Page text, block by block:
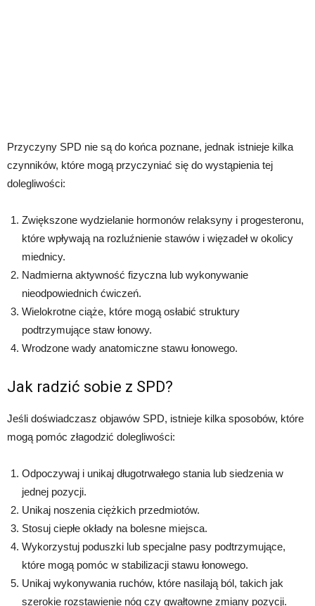
Przyczyny SPD nie są do końca poznane, jednak istnieje kilka
czynników, które mogą przyczyniać się do wystąpienia tej
dolegliwości:
Zwiększone wydzielanie hormonów relaksyny i progesteronu,
które wpływają na rozluźnienie stawów i więzadeł w okolicy
miednicy.
Nadmierna aktywność fizyczna lub wykonywanie
nieodpowiednich ćwiczeń.
Wielokrotne ciąże, które mogą osłabić struktury
podtrzymujące staw łonowy.
Wrodzone wady anatomiczne stawu łonowego.
Jak radzić sobie z SPD?
Jeśli doświadczasz objawów SPD, istnieje kilka sposobów, które
mogą pomóc złagodzić dolegliwości:
Odpoczywaj i unikaj długotrwałego stania lub siedzenia w
jednej pozycji.
Unikaj noszenia ciężkich przedmiotów.
Stosuj ciepłe okłady na bolesne miejsca.
Wykorzystuj poduszki lub specjalne pasy podtrzymujące,
które mogą pomóc w stabilizacji stawu łonowego.
Unikaj wykonywania ruchów, które nasilają ból, takich jak
szerokie rozstawienie nóg czy gwałtowne zmiany pozycji.